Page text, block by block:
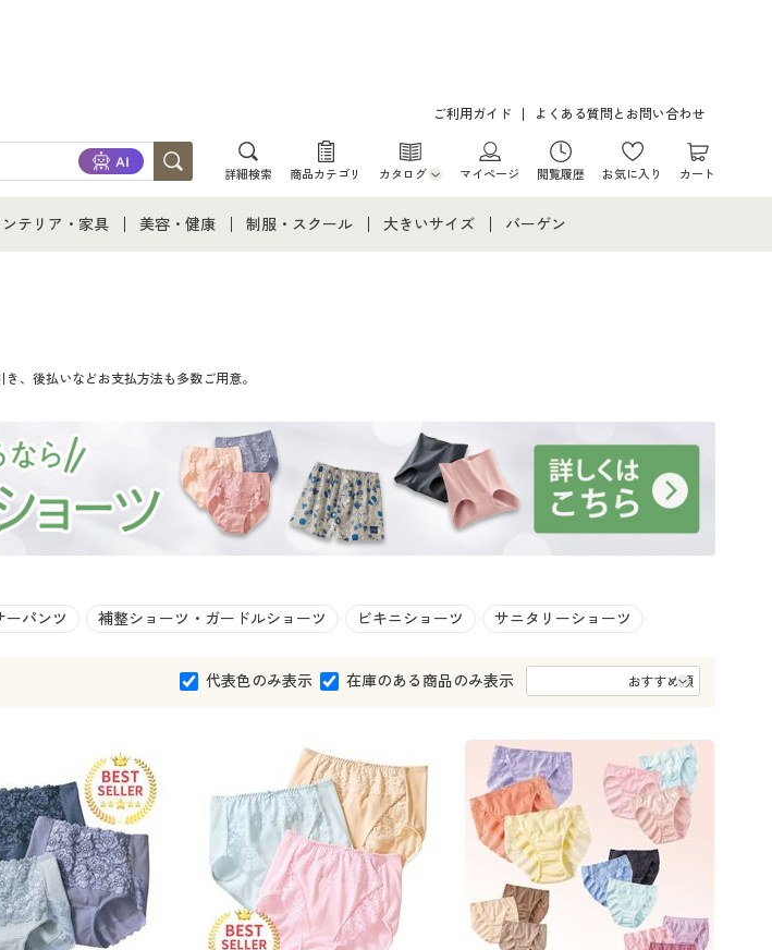
ご利用ガイド よくある質問とお問い合わせ
詳細検索 商品カテゴリ カタログ
カタログ・チラシからのご注文
マイページ 閲覧履歴 お気に入り カート
テリア・家具
ド
・ラグ・ファブリック
美容・健康 制服・スクール 大きいサイズ
大きいサイズ メンズ
大きいサイズ 事務・制服
バーゲン
、後払いなどお支払方法も多数ご用意。
ーパンツ 補整ショーツ・ガードルショーツ ビキニショーツ サニタリーショーツ
代表色のみ表示 在庫のある商品のみ表示